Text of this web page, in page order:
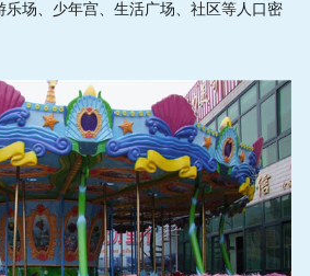
产品视频
乐园投资
联系电话
乐场、少年宫、生活广场、社区等人口密